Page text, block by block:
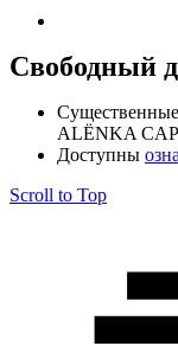
Свободный
ALЁNKA
Доступны
Scroll to Top